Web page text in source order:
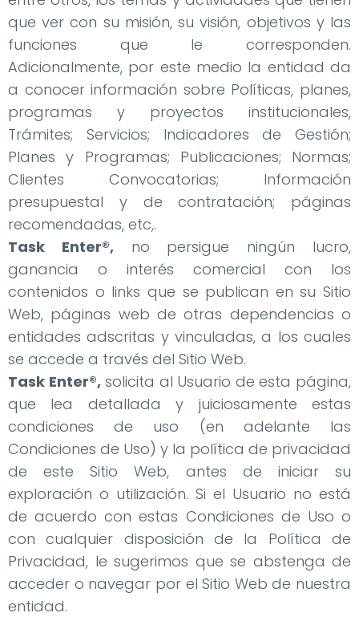
que ver con su misión, su visión, objetivos y las
funciones que le corresponden.
Adicionalmente, por este medio la entidad da
a conocer información sobre Políticas, planes,
programas y proyectos institucionales,
Trámites; Servicios; Indicadores de Gestión;
Planes y Programas; Publicaciones; Normas;
Clientes Convocatorias; Información
presupuestal y de contratación; páginas
recomendadas, etc,.
Task Enter®,no persigue ningún lucro,
ganancia o interés comercial con los
contenidos o links que se publican en su Sitio
Web, páginas web de otras dependencias o
entidades adscritas y vinculadas, a los cuales
se accede a través del Sitio Web.
Task Enter®,solicita al Usuario de esta página,
que lea detallada y juiciosamente estas
condiciones de uso (en adelante las
Condiciones de Uso) y la política de privacidad
de este Sitio Web, antes de iniciar su
exploración o utilización. Si el Usuario no está
de acuerdo con estas Condiciones de Uso o
con cualquier disposición de la Política de
Privacidad, le sugerimos que se abstenga de
acceder o navegar por el Sitio Web de nuestra
entidad.